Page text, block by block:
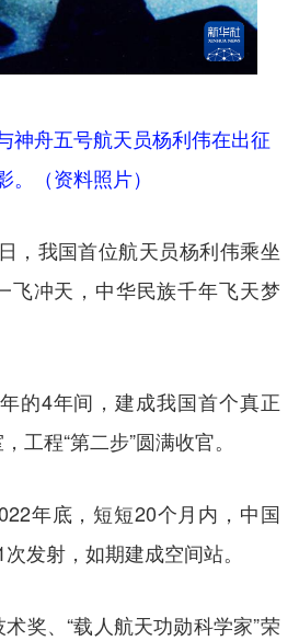
神舟五号航天员杨利伟在出征
。（资料照片）
我国首位航天员杨利伟乘坐
飞冲天，中华民族千年飞天梦
4年间，建成我国首个真正
工程“第二步”圆满收官。
年底，短短20个月内，中国
发射，如期建成空间站。
、“载人航天功勋科学家”荣